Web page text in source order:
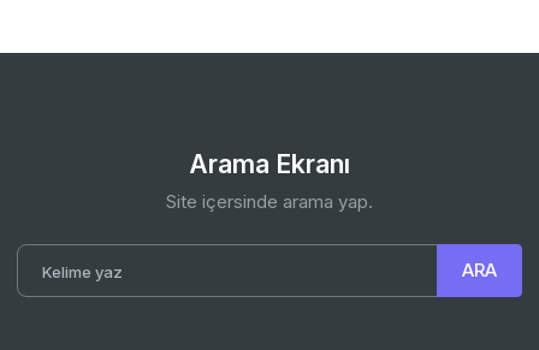
Arama Ekranı
Site içersinde arama yap.